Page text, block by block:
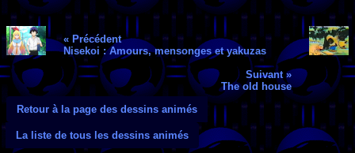
« Précédent
Nisekoi : Amours, mensonges et yakuzas
Suivant »
The old house
Retour à la page des dessins animés
La liste de tous les dessins animés